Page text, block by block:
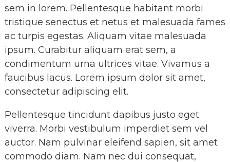
sem in lorem. Pellentesque habitant morbi
tristique senectus et netus et malesuada fames
ac turpis egestas. Aliquam vitae malesuada
ipsum. Curabitur aliquam erat sem, a
condimentum urna ultrices vitae. Vivamus a
faucibus lacus. Lorem ipsum dolor sit amet,
consectetur adipiscing elit.
Pellentesque tincidunt dapibus justo eget
viverra. Morbi vestibulum imperdiet sem vel
auctor. Nam pulvinar eleifend sapien, sit amet
commodo diam. Nam nec dui consequat,